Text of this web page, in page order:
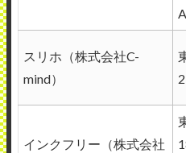
スリホ（株式会社C-
mind）
インクフリー（株式会社